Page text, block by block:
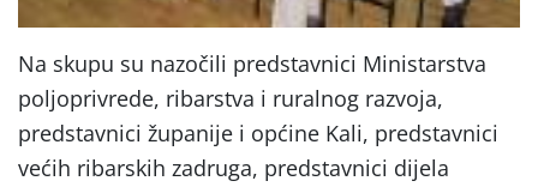
Na skupu su nazočili predstavnici Ministarstva
poljoprivrede, ribarstva i ruralnog razvoja,
predstavnici županije i općine Kali, predstavnici
većih ribarskih zadruga, predstavnici dijela